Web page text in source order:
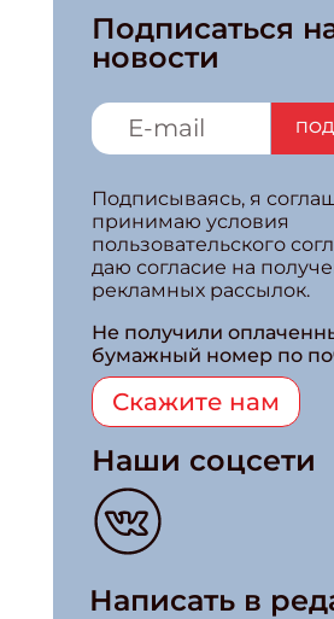
Подписаться
новости
Подписываясь, я
принимаю условия
пользовательского
даю согласие на
рекламных рассылок.
Не получили
бумажный номер по
Скажите нам
Наши соцсети
Написать в